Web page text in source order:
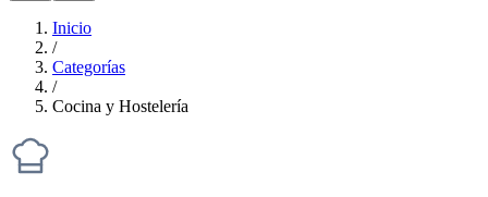
Inicio
/
Categorías
/
Cocina y Hostelería